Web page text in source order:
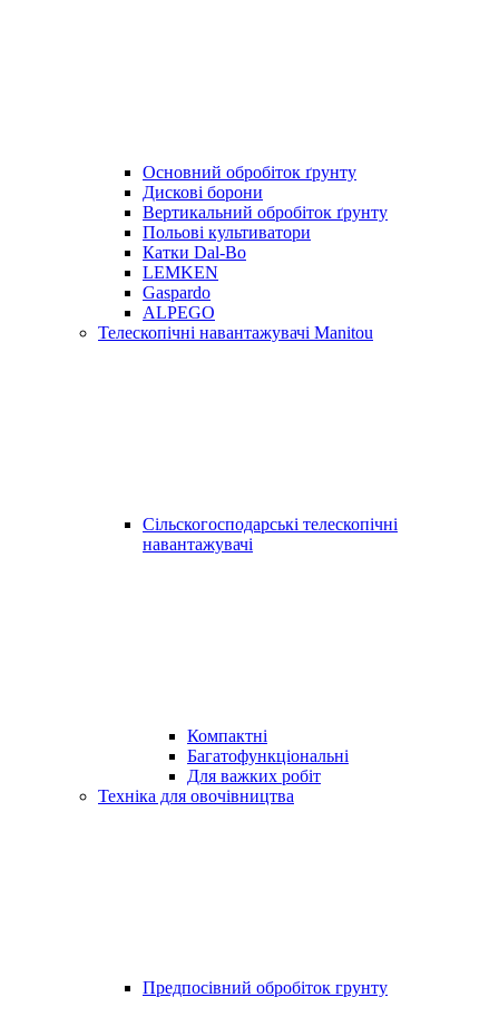
Основний обробіток ґрунту
Дискові борони
Вертикальний обробіток ґрунту
Польові культиватори
Катки Dal-Bo
LEMKEN
Gaspardo
ALPEGO
Телескопічні навантажувачі Manitou
Сільскогосподарські телескопічні
навантажувачі
Компактні
Багатофункціональні
Для важких робіт
Техніка для овочівництва
Предпосівний обробіток грунту